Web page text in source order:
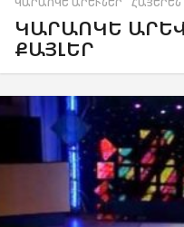
ԿԱՐԱՈԿԵ
ՔԱՅԼԵՐ